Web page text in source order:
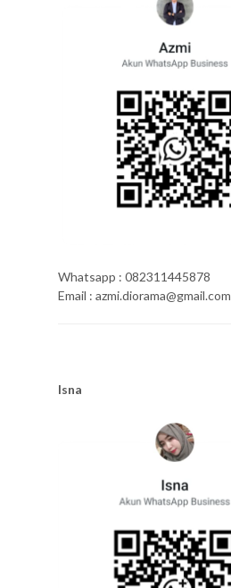
Whatsapp : 082311445878
Email : azmi.diorama@gmail.com
Isna